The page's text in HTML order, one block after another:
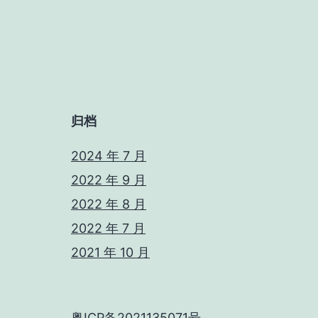
归档
2024 年 7 月
2022 年 9 月
2022 年 8 月
2022 年 7 月
2021 年 10 月